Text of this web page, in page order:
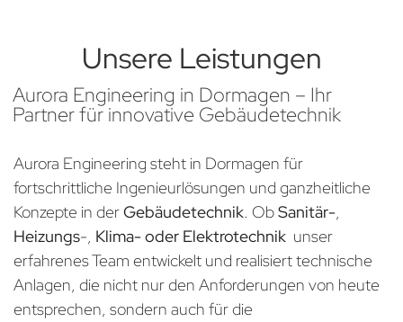
Unsere Leistungen
Aurora Engineering in Dormagen – Ihr
Partner für innovative Gebäudetechnik
Aurora Engineering steht in Dormagen für
fortschrittliche Ingenieurlösungen und ganzheitliche
Konzepte in derGebäudetechnik. ObSanitär-,
Heizungs-, Klima- oder Elektrotechnik unser
erfahrenes Team entwickelt und realisiert technische
Anlagen, die nicht nur den Anforderungen von heute
entsprechen, sondern auch für die